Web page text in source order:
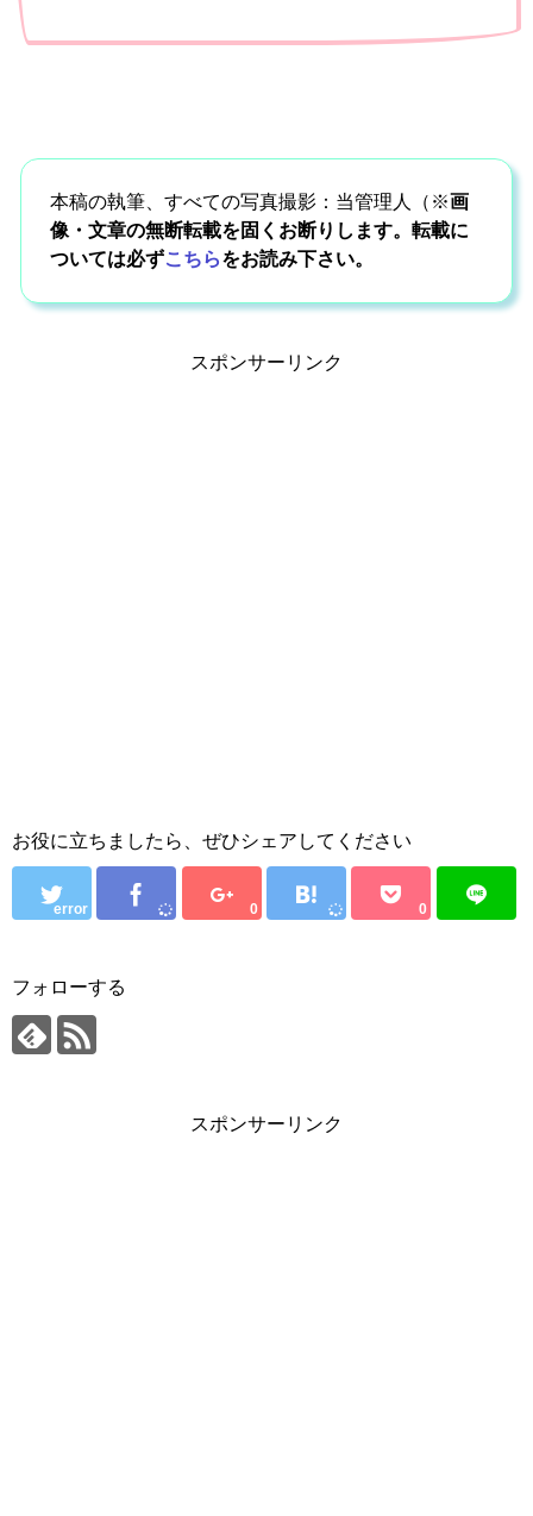
本稿の執筆、すべての写真撮影：当管理人（※画
像・文章の無断転載を固くお断りします。転載に
ついては必ずこちらをお読み下さい。
スポンサーリンク
お役に立ちましたら、ぜひシェアしてください
error 0 0
フォローする
スポンサーリンク